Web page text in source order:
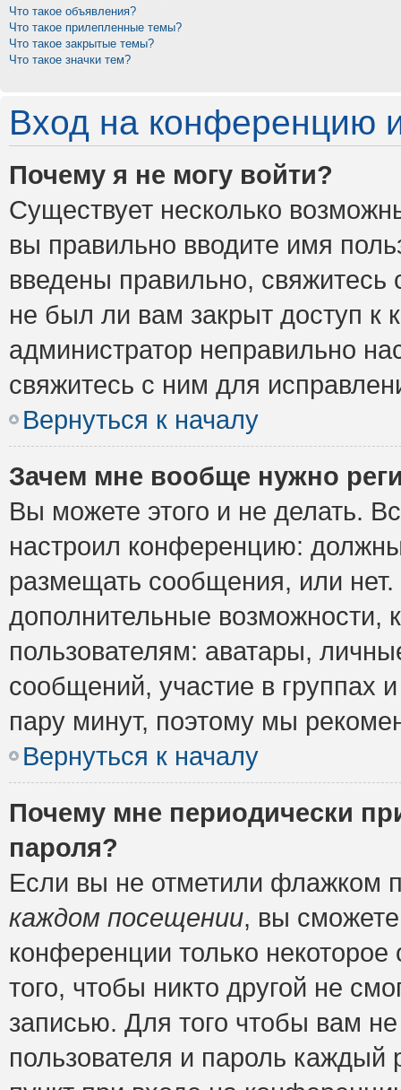
Что такое объявления?
Что такое прилепленные темы?
Что такое закрытые темы?
Что такое значки тем?
Вход на конференцию
Почему я не могу войти?
Существует несколько
вы правильно вводите имя
введены правильно,
не был ли вам закрыт доступ к
администратор неправильно
свяжитесь с ним для
Вернуться к началу
Зачем мне вообще нужно
Вы можете этого и не делать.
настроил конференцию:
размещать сообщения, или
дополнительные возможности,
пользователям: аватары,
сообщений, участие в группах
пару минут, поэтому мы
Вернуться к началу
Почему мне периодически
пароля?
Если вы не отметили флажком
каждом посещении, вы
конференции только
того, чтобы никто другой не
записью. Для того чтобы вам
пользователя и пароль